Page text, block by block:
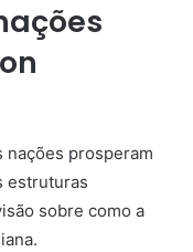
nações prosperam
estruturas
sobre como a